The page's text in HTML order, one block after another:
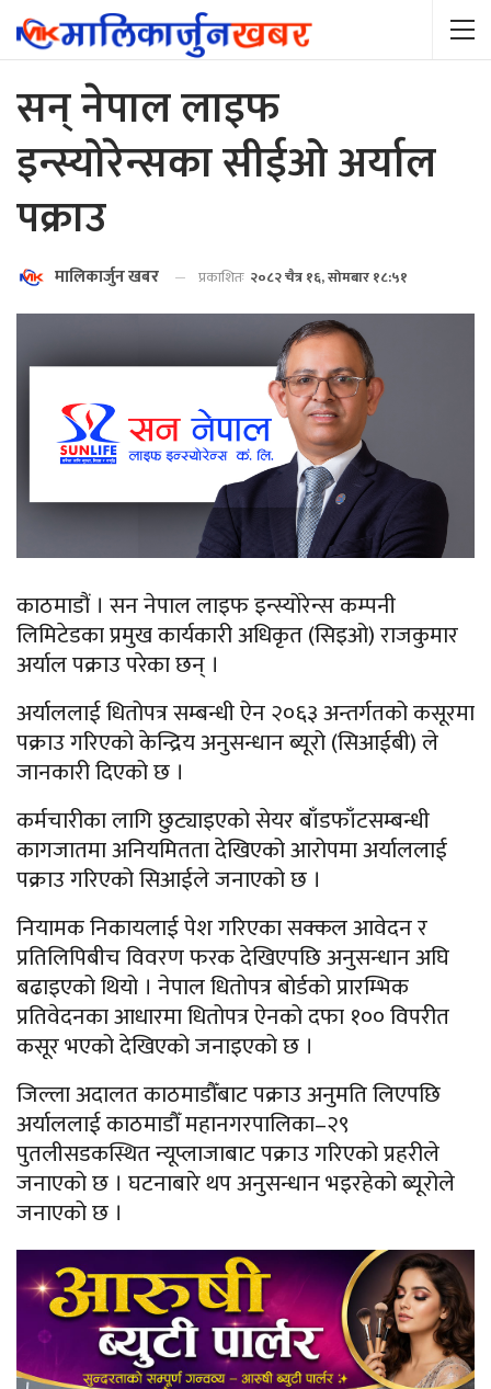
सन् नेपाल लाइफ
इन्स्योरेन्सका सीईओ अर्याल
पक्राउ
मालिकार्जुन खबर प्रकाशितः २०८२ चैत्र १६, सोमबार १८:५१
काठमाडौं । सन नेपाल लाइफ इन्स्योरेन्स कम्पनी
लिमिटेडका प्रमुख कार्यकारी अधिकृत (सिइओ) राजकुमार
अर्याल पक्राउ परेका छन् ।
अर्याललाई धितोपत्र सम्बन्धी ऐन २०६३ अन्तर्गतको कसूरमा
पक्राउ गरिएको केन्द्रिय अनुसन्धान ब्यूरो (सिआईबी) ले
जानकारी दिएको छ ।
कर्मचारीका लागि छुट्याइएको सेयर बाँडफाँटसम्बन्धी
कागजातमा अनियमितता देखिएको आरोपमा अर्याललाई
पक्राउ गरिएको सिआईले जनाएको छ ।
नियामक निकायलाई पेश गरिएका सक्कल आवेदन र
प्रतिलिपिबीच विवरण फरक देखिएपछि अनुसन्धान अघि
बढाइएको थियो । नेपाल धितोपत्र बोर्डको प्रारम्भिक
प्रतिवेदनका आधारमा धितोपत्र ऐनको दफा १०० विपरीत
कसूर भएको देखिएको जनाइएको छ ।
जिल्ला अदालत काठमाडौँबाट पक्राउ अनुमति लिएपछि
अर्याललाई काठमाडौँ महानगरपालिका–२९
पुतलीसडकस्थित न्यूप्लाजाबाट पक्राउ गरिएको प्रहरीले
जनाएको छ । घटनाबारे थप अनुसन्धान भइरहेको ब्यूरोले
जनाएको छ ।